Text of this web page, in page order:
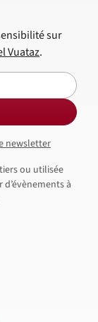
sur
Vuataz.
newsletter
ou utilisée
à